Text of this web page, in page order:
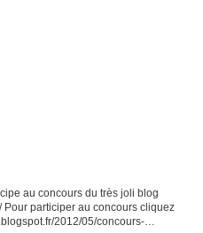
au concours du très joli blog
participer au concours cliquez
2012/05/concours-